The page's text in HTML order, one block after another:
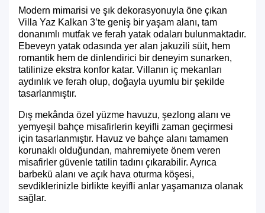
Modern mimarisi ve şık dekorasyonuyla öne çıkan
Villa Yaz Kalkan 3’te geniş bir yaşam alanı, tam
donanımlı mutfak ve ferah yatak odaları bulunmaktadır.
Ebeveyn yatak odasında yer alan jakuzili süit, hem
romantik hem de dinlendirici bir deneyim sunarken,
tatilinize ekstra konfor katar. Villanın iç mekanları
aydınlık ve ferah olup, doğayla uyumlu bir şekilde
tasarlanmıştır.
Dış mekânda özel yüzme havuzu, şezlong alanı ve
yemyeşil bahçe misafirlerin keyifli zaman geçirmesi
için tasarlanmıştır. Havuz ve bahçe alanı tamamen
korunaklı olduğundan, mahremiyete önem veren
misafirler güvenle tatilin tadını çıkarabilir. Ayrıca
barbekü alanı ve açık hava oturma köşesi,
sevdiklerinizle birlikte keyifli anlar yaşamanıza olanak
sağlar.